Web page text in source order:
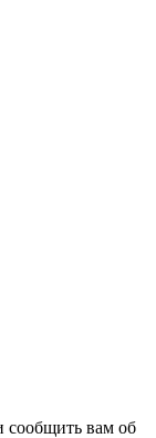
сообщить вам об